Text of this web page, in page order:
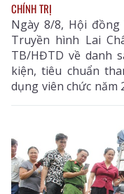
CHÍNH TRỊ
Ngày 8/8, Hội
Truyền hình Lai
TB/HĐTD về danh
kiện, tiêu chuẩn
dụng viên chức năm